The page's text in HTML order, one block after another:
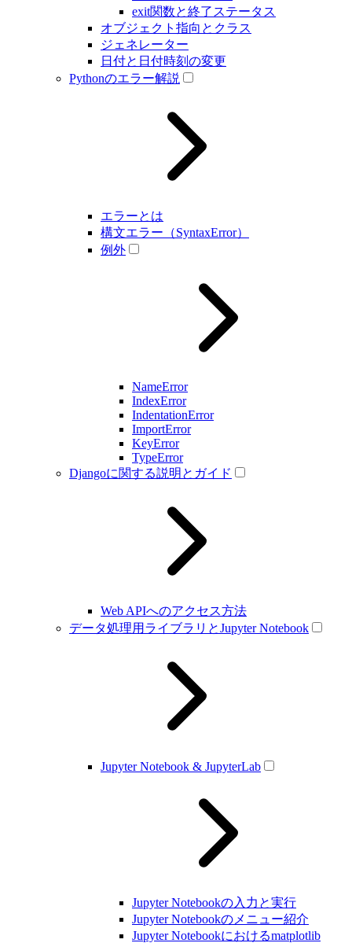
exit関数と終了ステータス
オブジェクト指向とクラス
ジェネレーター
日付と日付時刻の変更
Pythonのエラー解説
エラーとは
構文エラー（SyntaxError）
例外
NameError
IndexError
IndentationError
ImportError
KeyError
TypeError
Djangoに関する説明とガイド
Web APIへのアクセス方法
データ処理用ライブラリとJupyter Notebook
Jupyter Notebook & JupyterLab
Jupyter Notebookの入力と実行
Jupyter Notebookのメニュー紹介
Jupyter Notebookにおけるmatplotlib